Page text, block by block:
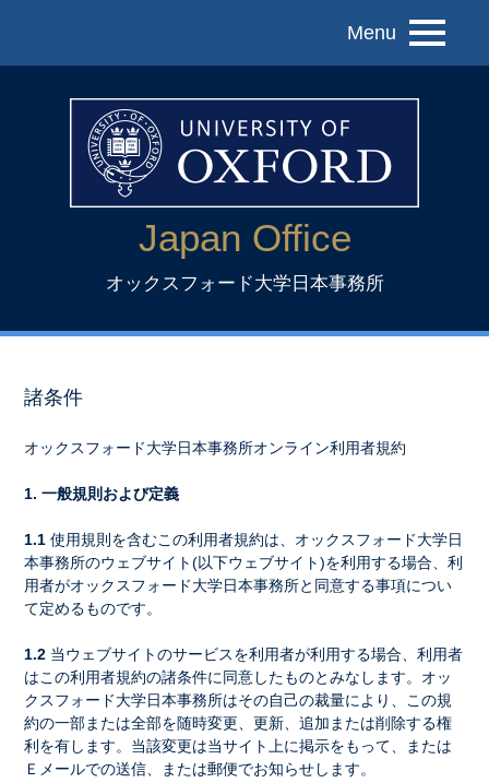
Menu
Japan Office
オックスフォード大学日本事務所
諸条件
オックスフォード大学日本事務所オンライン利用者規約
1. 一般規則および定義
1.1使用規則を含むこの利用者規約は、オックスフォード大学日
本事務所のウェブサイト(以下ウェブサイト)を利用する場合、利
用者がオックスフォード大学日本事務所と同意する事項につい
て定めるものです。
1.2 当ウェブサイトのサービスを利用者が利用する場合、利用者
はこの利用者規約の諸条件に同意したものとみなします。オッ
クスフォード大学日本事務所はその自己の裁量により、この規
約の一部または全部を随時変更、更新、追加または削除する権
利を有します。当該変更は当サイト上に掲示をもって、または
Ｅメールでの送信、または郵便でお知らせします。